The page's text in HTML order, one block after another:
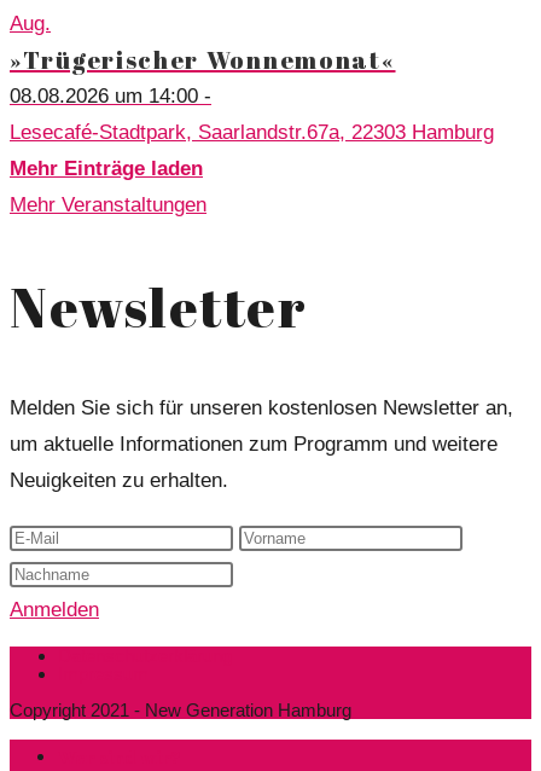
Aug.
»Trügerischer Wonnemonat«
08.08.2026 um 14:00 -
Lesecafé-Stadtpark, Saarlandstr.67a, 22303 Hamburg
Mehr Einträge laden
Mehr Veranstaltungen
Newsletter
Melden Sie sich für unseren kostenlosen Newsletter an,
um aktuelle Informationen zum Programm und weitere
Neuigkeiten zu erhalten.
Anmelden
Copyright 2021 - New Generation Hamburg